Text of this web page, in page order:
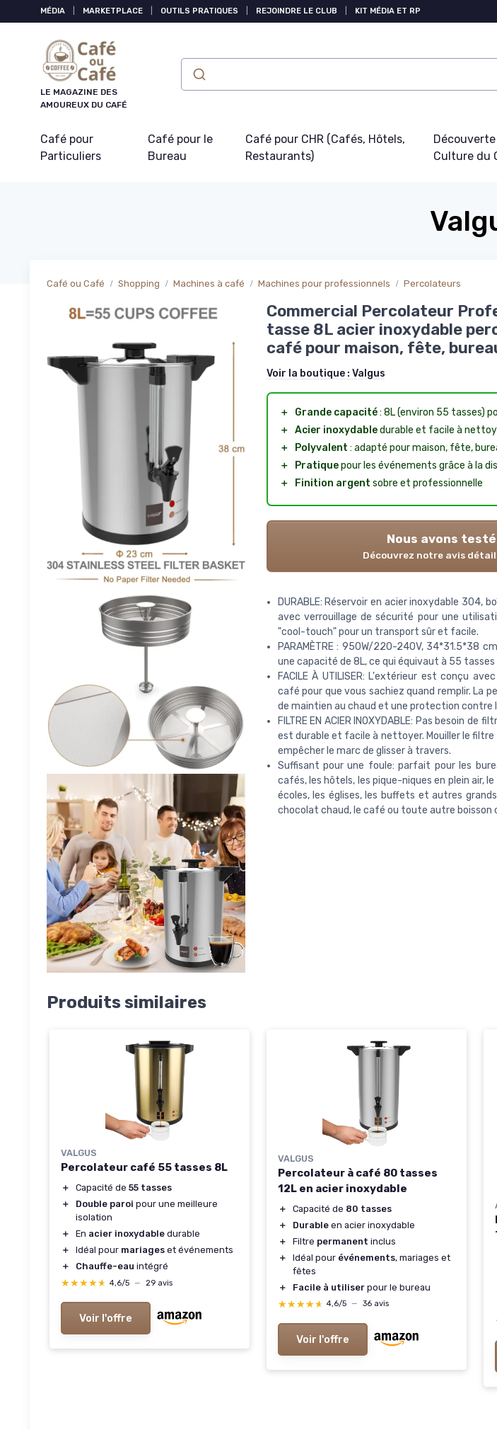
MÉDIA MARKETPLACE OUTILS PRATIQUES REJOINDRE LE CLUB KIT MÉDIA ET RP
LE MAGAZINE DES
AMOUREUX DU CAFÉ
Café pour
Particuliers
Café pour le
Bureau
Café pour CHR (Cafés, Hôtels,
Restaurants)
Culture du
Café ou Café Shopping Machines à café Machines pour professionnels Percolateurs
Commercial Percolateur
tasse 8L acier inoxydable
café pour maison, fête,
Voir la boutique : Valgus
＋ Grande capacité: 8L (environ 55 tasses)
＋ Acier inoxydabledurable et facile à
＋
Polyvalent : adapté pour maison, fête,
＋
Pratiquepour les événements grâce à la
＋
Finition argent sobre et professionnelle
Nous avons
Découvrez notre avis
DURABLE: Réservoir en acier inoxydable
avec verrouillage de sécurité pour une
"cool-touch" pour un transport sûr et facile.
PARAMÈTRE : 950W/220-240V, 34*31.5*38
une capacité de 8L, ce qui équivaut à 55
FACILE À UTILISER: L'extérieur est conçu
café pour que vous sachiez quand remplir. La
de maintien au chaud et une protection contre
FILTRE EN ACIER INOXYDABLE: Pas besoin
est durable et facile à nettoyer. Mouiller le
empêcher le marc de glisser à travers.
Suffisant pour une foule: parfait pour les
cafés, les hôtels, les pique-niques en plein air,
écoles, les églises, les buffets et autres
chocolat chaud, le café ou toute autre boisson
Produits similaires
VALGUS
Percolateur café 55 tasses 8L
＋ Capacité de 55 tasses
＋
Double paroi pour une meilleure
isolation
＋
En acier inoxydable durable
＋
Idéal pour mariages et événements
＋
Chauffe-eau intégré
★★★★★
★★★★★ 4,6/5 — 29 avis
Voir l'offre
VALGUS
Percolateur à café 80 tasses
12L en acier inoxydable
＋ Capacité de 80 tasses
＋
Durable en acier inoxydable
＋
Filtre permanent inclus
＋
Idéal pour événements, mariages et
fêtes
＋
Facile à utiliser pour le bureau
★★★★★
★★★★★ 4,6/5 — 36 avis
Voir l'offre
Panneau de gestion des cookies